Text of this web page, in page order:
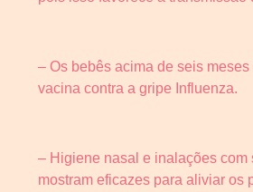
– Os bebês acima de seis meses
vacina contra a gripe Influenza.
– Higiene nasal e inalações com
mostram eficazes para aliviar os